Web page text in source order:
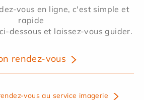
vous en ligne, c'est simple et
rapide
dessous et laissez-vous guider.
rendez-vous
vous au service imagerie